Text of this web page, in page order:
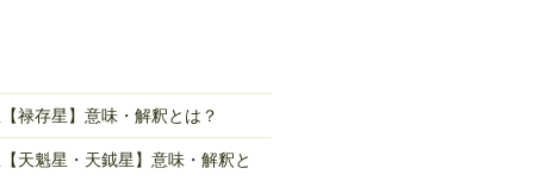
禄存星】意味・解釈とは？
天魁星・天鉞星】意味・解釈と